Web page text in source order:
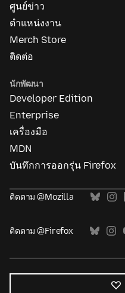
ศูนย์ข่าว
ตำแหน่งงาน
Merch Store
ติดต่อ
นักพัฒนา
Developer Edition
Enterprise
เครื่องมือ
MDN
บันทึกการออกรุ่น Firefox
ติดตาม @Mozilla
ติดตาม @Firefox